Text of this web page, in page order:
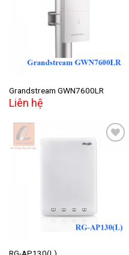
Grandstream GWN7600LR
Liên hệ
RG-AP130(L)